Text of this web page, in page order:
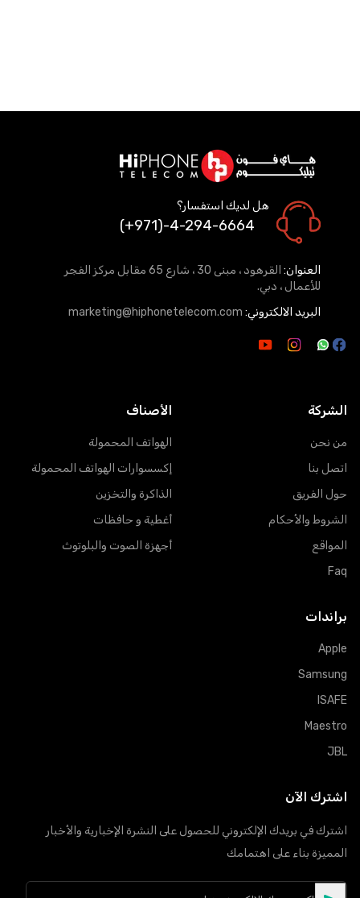
هل لديك استفسار؟
(+971)-4-294-6664
العنوان:
القرهود ، مبنى 30 ، شارع 65 مقابل مركز الفجر
للأعمال ، دبي.
البريد الالكتروني: marketing@hiphonetelecom.com
الشركة
من نحن
اتصل بنا
حول الفريق
الشروط والأحكام
المواقع
Faq
الأصناف
الهواتف المحمولة
إكسسوارات الهواتف المحمولة
الذاكرة والتخزين
أغطية و حافظات
أجهزة الصوت والبلوتوث
براندات
Apple
Samsung
ISAFE
Maestro
JBL
اشترك الآن
اشترك في بريدك الإلكتروني للحصول على النشرة الإخبارية والأخبار
المميزة بناء على اهتمامك